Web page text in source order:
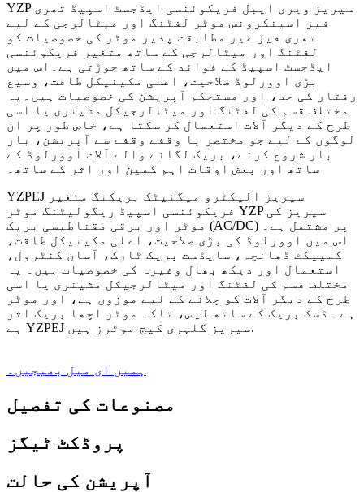
YZP سیریز ویری ایبل فریکوئنسی ایڈجسٹ اسپیڈ تھری
فیز اسینکرونس موٹر لفٹنگ اور میٹالرجی کے لیے
تھری فیز غیر مطابقت پذیر موٹر کی خصوصیات کو
لفٹنگ اور میٹالرجی کے ساتھ متغیر فریکوئنسی
ایڈجسٹ اسپیڈ کے فوائد کے ساتھ جوڑتی ہے۔اس میں
بڑی اوورلوڈ صلاحیت، اعلی مکینیکل طاقت، وسیع
رفتار کی حد، اور مستحکم آپریشن کی خصوصیات ہیں۔یہ
مختلف قسم کی لفٹنگ اور میٹالرجیکل مشینری یا اسی
طرح کے دیگر آلات استعمال کر سکتا ہے، خاص طور پر ان
لوگوں کے لیے جو مختصر یا وقفے وقفے سے آپریشن، بار
بار شروع کرنے، بریک لگانے والے آلات اوورلوڈ کے
ساتھ اور بعض اوقات اہم کمپن اور اثر کے ساتھ۔
YZPEJ سیریز الیکٹرو میگنیٹک بریکنگ متغیر
فریکوئنسی اسپیڈ ریگولیٹنگ موٹر YZP سیریز کی
موٹر اور برقی مقناطیسی بریک (AC/DC) پر مشتمل ہے۔
اس میں اوورلوڈ کی بڑی صلاحیت، اعلیٰ مکینیکل طاقت،
کمپیکٹ ڈھانچہ، سایڈست بریک ٹارک، آسان کنٹرول،
استعمال اور دیکھ بھال وغیرہ کی خصوصیات ہیں۔ یہ
مختلف قسم کی لفٹنگ اور میٹالرجیکل مشینری یا اسی
طرح کے دیگر آلات کو چلانے کے لیے موزوں ہے، اور موٹر
ہے۔ ڈسک بریک کے ساتھ لیس، تاکہ موٹر اچھا بریک اثر
ہے YZPEJ سیریز گلہری کیج موٹرز ہیں.
ہمیں ای میل بھیجیں۔
مصنوعات کی تفصیل
پروڈکٹ ٹیگز
آپریشن کی حالت